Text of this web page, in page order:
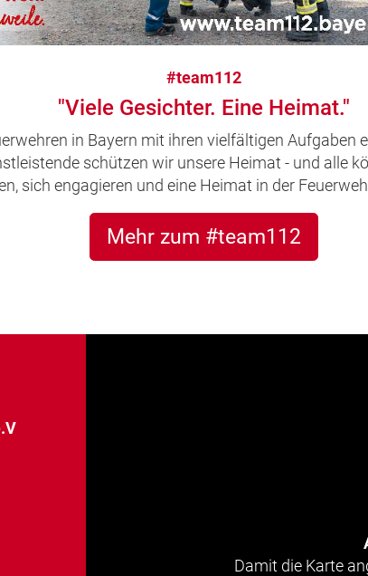
#team112
"Viele Gesichter. Eine Heimat."
in Bayern mit ihren vielfältigen Aufgaben
schützen wir unsere Heimat - und alle
sich engagieren und eine Heimat in der
Mehr zum #team112
Damit die Karte